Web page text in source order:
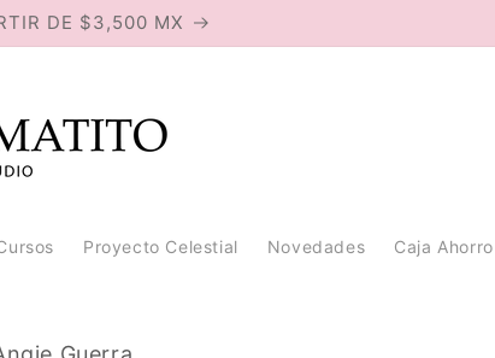
DE $3,500 MX
Proyecto Celestial Novedades Caja Ahorro